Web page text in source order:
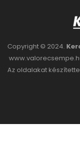
Copyright © 2024.
Az oldalakat